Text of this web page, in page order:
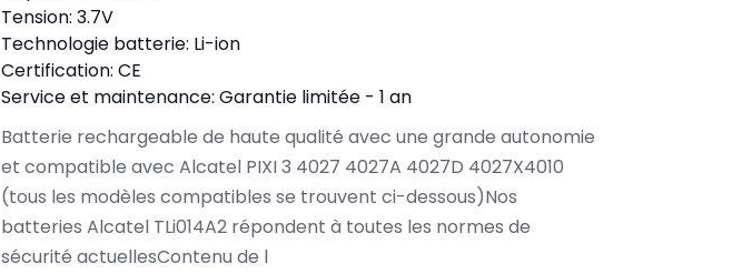
Tension: 3.7V
Technologie batterie: Li-ion
Certification: CE
Service et maintenance: Garantie limitée - 1 an
Batterie rechargeable de haute qualité avec une grande autonomie
et compatible avec Alcatel PIXI 3 4027 4027A 4027D 4027X4010
(tous les modèles compatibles se trouvent ci-dessous)Nos
batteries Alcatel TLi014A2 répondent à toutes les normes de
sécurité actuellesContenu de l